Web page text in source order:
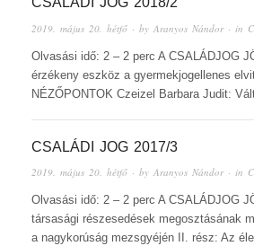
2019. május 20. hétfő · by Aranyos Nándor· in
Olvasási idő: 2 – 2 perc A CSALÁDJOG
érzékeny eszköz a gyermekjogellenes
NÉZŐPONTOK Czeizel Barbara Judit:
CSALÁDI JOG 2017/3
2019. május 20. hétfő · by Aranyos Nándor· in
Olvasási idő: 2 – 2 perc A CSALÁDJOG
társasági részesedések megosztásának
a nagykorúság mezsgyéjén II. rész: Az